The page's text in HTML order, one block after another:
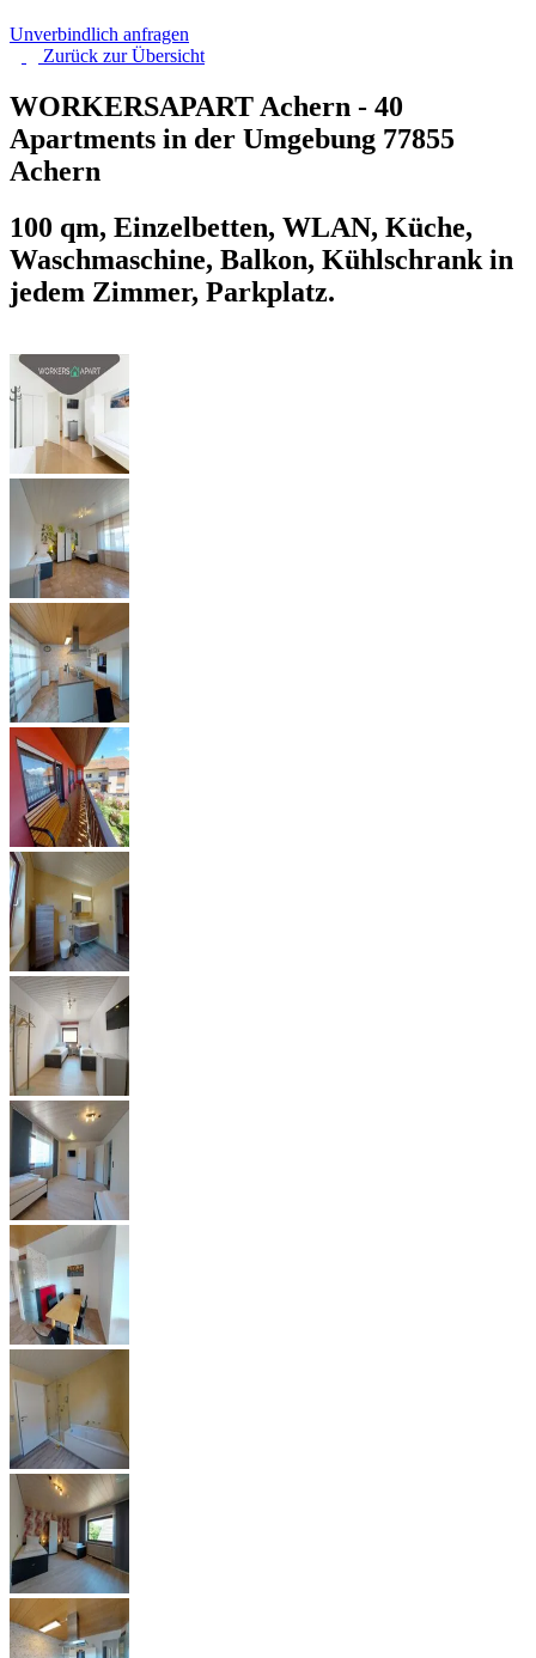
Unverbindlich anfragen
Zurück zurÜbersicht
WORKERSAPART Achern - 40
Apartments in der Umgebung 77855
Achern
100 qm, Einzelbetten, WLAN, Küche,
Waschmaschine, Balkon, Kühlschrank in
jedem Zimmer, Parkplatz.